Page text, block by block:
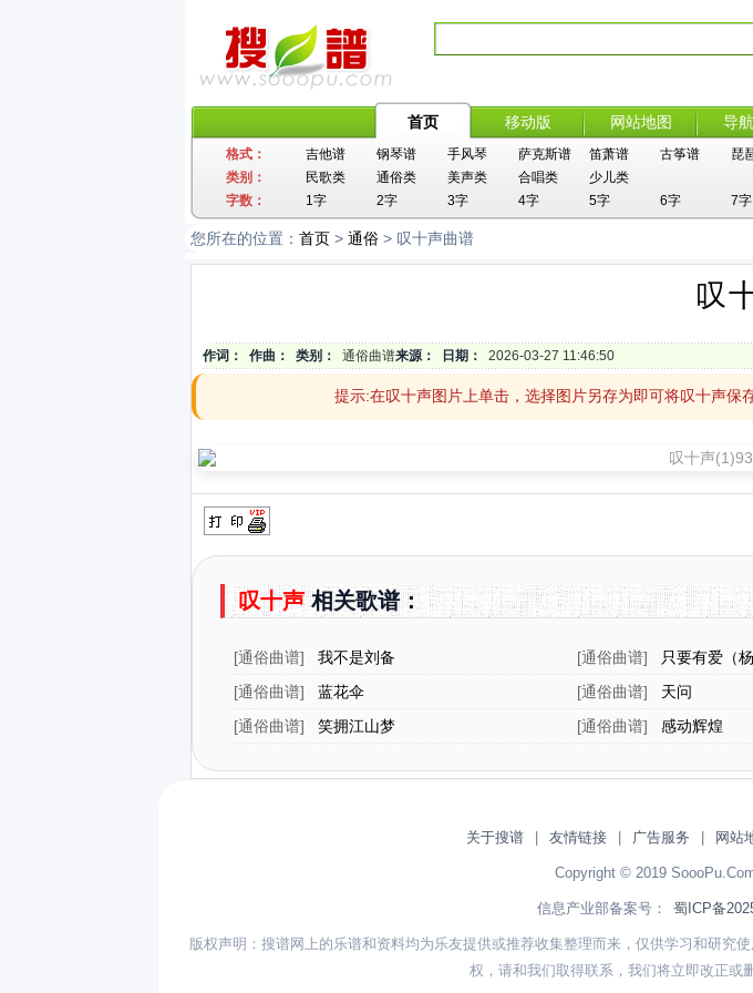
首页 移动版 网站地图 导
格式： 吉他谱 钢琴谱 手风琴 萨克斯谱 笛萧谱 古筝谱 琵
类别：
民歌类 通俗类 美声类 合唱类
少儿类
字数：
1字 2字 3字 4字 5字 6字 7字
您所在的位置： 首页 > 通俗 > 叹十声曲谱
叹
作词： 作曲： 类别： 通俗曲谱来源： 日期： 2026-03-27 11:46:50
提示:在叹十声图片上单击，选择图片另存为即可将叹十声保
叹十声相关歌谱：
[通俗曲谱] 我不是刘备 [通俗曲谱] 只要有爱（
[通俗曲谱] 蓝花伞 [通俗曲谱] 天问
[通俗曲谱] 笑拥江山梦 [通俗曲谱] 感动辉煌
关于搜谱 友情链接 广告服务 网站
Copyright © 2019
信息产业部备案号： 蜀ICP备
版权声明：搜谱网上的乐谱和资料均为乐友提供或推荐收集整理而来，仅供学习和研究
权，请和我们取得联系，我们将立即改正或删